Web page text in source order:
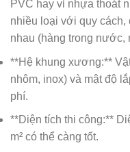
PVC hay vỉ nhựa thoát
nhiều loại với quy
nhau (hàng trong nước,
**Hệ khung xương:**
nhôm, inox) và mật độ
phí.
**Diện tích thi công:**
m² có thể càng tốt.